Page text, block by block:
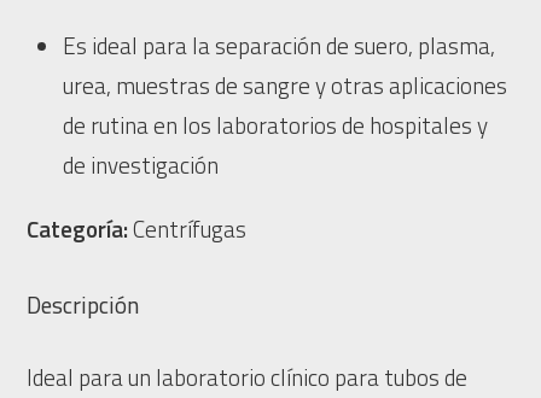
Es ideal para la separación de suero, plasma,
urea, muestras de sangre y otras aplicaciones
de rutina en los laboratorios de hospitales y
de investigación
Categoría:Centrífugas
Descripción
Ideal para un laboratorio clínico para tubos de